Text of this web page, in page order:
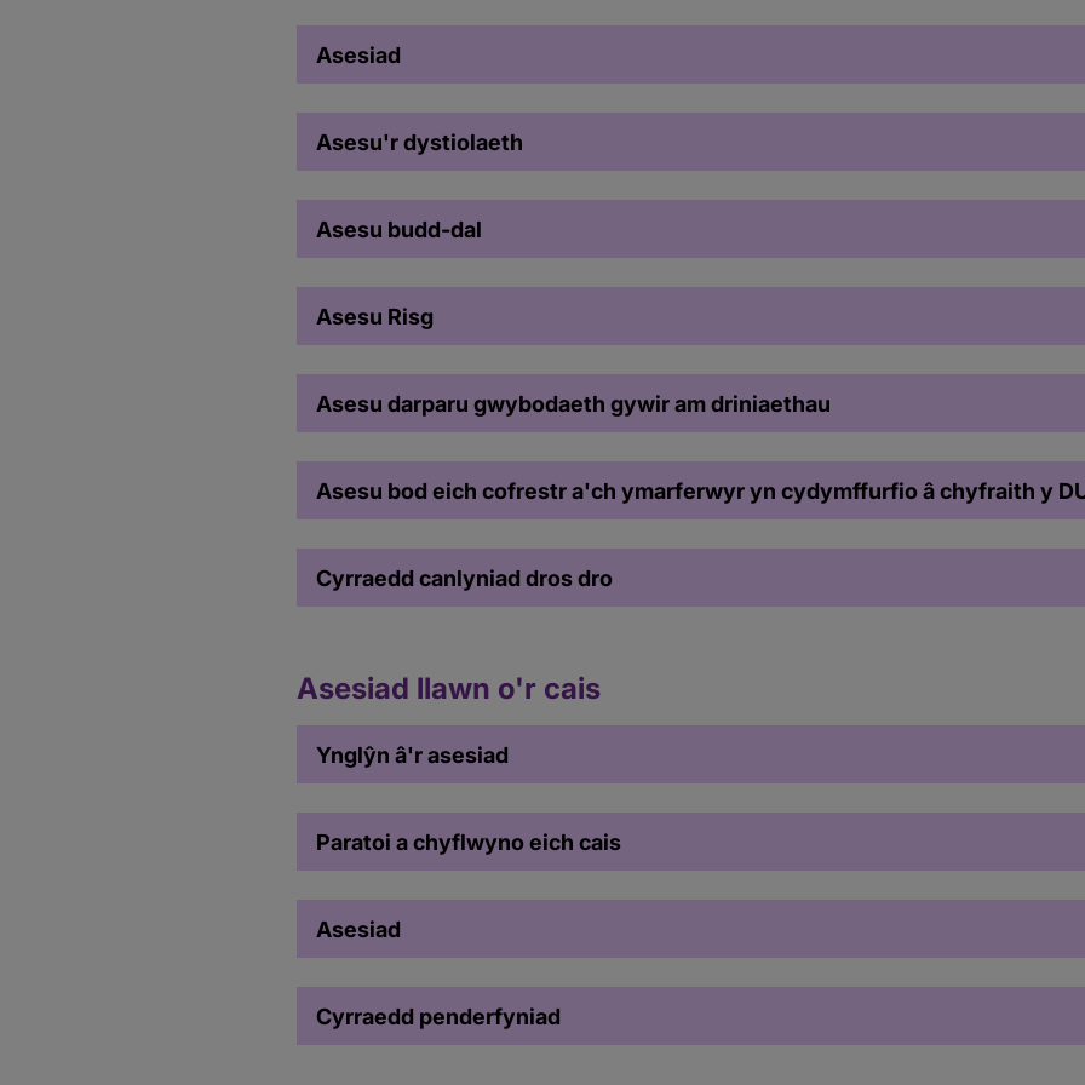
Asesiad
Asesu'r dystiolaeth
Asesu budd-dal
Asesu Risg
Asesu darparu gwybodaeth gywir am driniaethau
Asesu bod eich cofrestr a'ch ymarferwyr yn cydymffurfio â chyfraith y
Cyrraedd canlyniad dros dro
Asesiad llawn o'r cais
Ynglŷn â'r asesiad
Paratoi a chyflwyno eich cais
Asesiad
Cyrraedd penderfyniad